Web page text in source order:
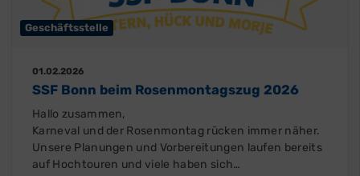
Geschäftsstelle
01.02.2026
SSF Bonn beim Rosenmontagszug 2026
Hallo zusammen,
Karneval und der Rosenmontag rücken immer näher.
Unsere Planungen und Vorbereitungen laufen bereits
auf Hochtouren und viele haben sich…